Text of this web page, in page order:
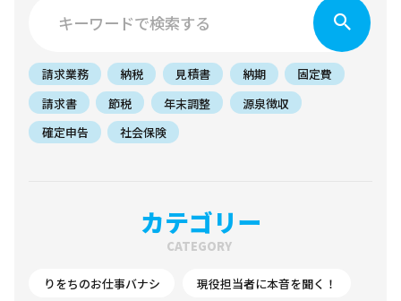
請求業務 納税 見積書 納期
固定費
請求書
節税 年末調整
源泉徴収
確定申告
社会保険
カテゴリー
CATEGORY
りをちのお仕事バナシ 現役担当者に本音を聞く！